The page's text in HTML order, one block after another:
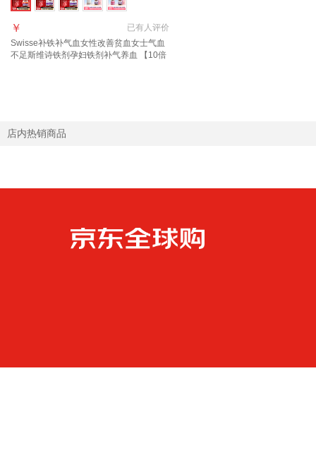
已有人评价
￥
Swisse补铁补气血女性改善贫血女士气血
不足斯维诗铁剂孕妇铁剂补气养血 【10倍
店内热销商品